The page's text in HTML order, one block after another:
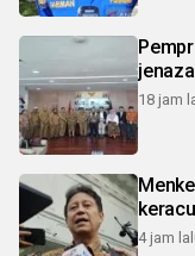
18 jam
4 jam